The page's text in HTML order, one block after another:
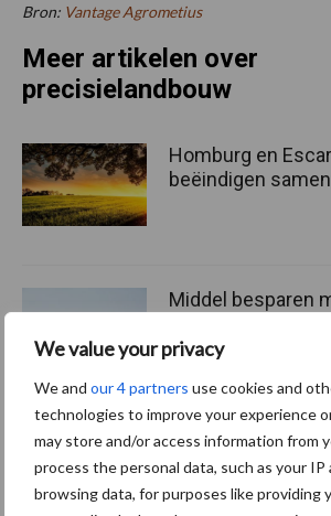
We value your privacy
We and our 4 partners use cookies and
technologies to improve your experience
may store and/or access information from
process the personal data, such as your IP
browsing data, for purposes like providing
Bron: Vantage Agrometius
Meer artikelen over
precisielandbouw
Homburg en
beëindigen
Middel besparen
druppel op de
In-row wieders:
een gouden duo